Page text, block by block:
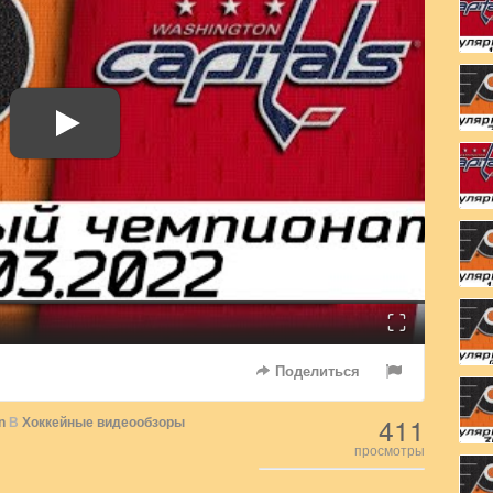
Fullscreen
Поделиться
В Хоккейные видеообзоры 411
просмотры